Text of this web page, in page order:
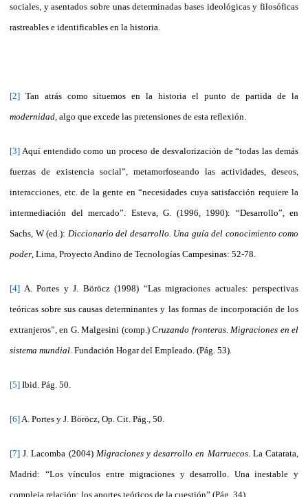
sociales, y asentados sobre unas determinadas bases ideológicas y filosóficas
rastreables e identificables en la historia.
[2] Tan atrás como situemos en la historia el punto de partida de la
modernidad , algo que excede las pretensiones de esta reflexión.
[3] Aquí entendido como un proceso de desvalorización de “todas las demás
fuerzas de existencia social”, metamorfoseando las actividades, deseos,
interacciones, etc. de la gente en “necesidades cuya satisfacción requiere la
intermediación del mercado”. Esteva, G. (1996, 1990): “Desarrollo”, en
Sachs, W (ed.): Diccionario del desarrollo. Una guía del conocimiento como
poder , Lima, Proyecto Andino de Tecnologías Campesinas: 52-78.
[4] A. Portes y J. Böröcz (1998) “Las migraciones actuales: perspectivas
teóricas sobre sus causas determinantes y las formas de incorporación de los
extranjeros”, en G. Malgesini (comp.)Cruzando fronteras. Migraciones en el
sistema mundial . Fundación Hogar del Empleado. (Pág. 53).
[5] Ibid. Pág. 50.
[6] A. Portes y J. Böröcz, Op. Cit. Pág., 50.
[7] J. Lacomba (2004) Migraciones y desarrollo en Marruecos. La Catarata,
Madrid: “Los vínculos entre migraciones y desarrollo. Una inestable y
compleja relación: los aportes teóricos de la cuestión” (Pág. 34)